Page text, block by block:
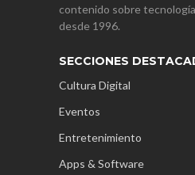
contenido sobre
desde 1996.
SECCIONES
Cultura Digital
Eventos
Entretenimiento
Apps & Software